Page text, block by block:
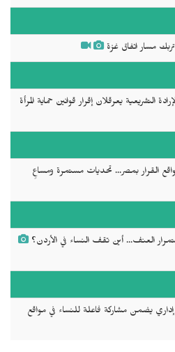
تربك مسار اتفاق غزة
التشريعية يعرقلان إقرار قوانين حماية المرأة
القرار بمصر... تحديات مستمرة ومساعٍ
العنف... أين تقف النساء في الأردن؟
إداري يضمن مشاركة فاعلة للنساء في مواقع